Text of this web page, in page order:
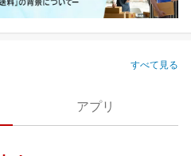
すべて見る
アプリ